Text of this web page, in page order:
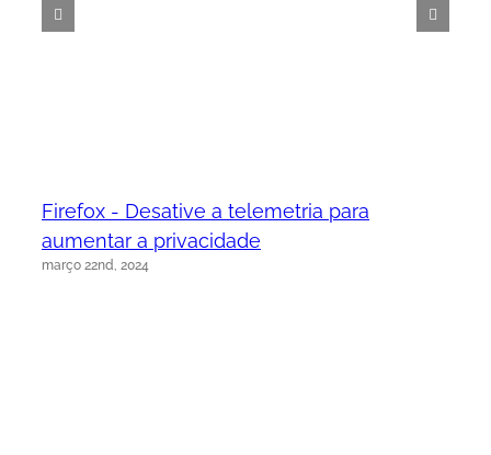
Firefox - Desative a telemetria para
aumentar a privacidade
março 22nd, 2024